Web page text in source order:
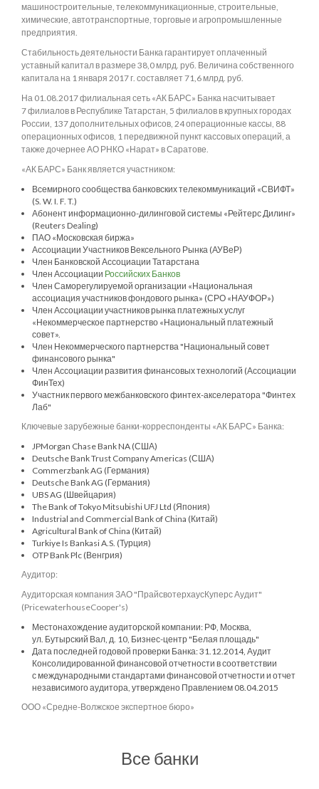
машиностроительные, телекоммуникационные, строительные,
химические, автотранспортные, торговые и агропромышленные
предприятия.
Стабильность деятельности Банка гарантирует оплаченный
уставный капитал в размере 38,0 млрд. руб. Величина собственного
капитала на 1 января 2017 г. составляет 71,6 млрд. руб.
На 01.08.2017 филиальная сеть «АК БАРС» Банка насчитывает
7 филиалов в Республике Татарстан, 5 филиалов в крупных городах
России, 137 дополнительных офисов, 24 операционные кассы, 88
операционных офисов, 1 передвижной пункт кассовых операций, а
также дочернее АО РНКО «Нарат» в Саратове.
«АК БАРС» Банк является участником:
Всемирного сообщества банковских телекоммуникаций «СВИФТ»
(S. W. I. F. T.)
Абонент информационно-дилинговой системы «Рейтерс Дилинг»
(Reuters Dealing)
ПАО «Московская биржа»
Ассоциации Участников Вексельного Рынка (АУВеР)
Член Банковской Ассоциации Татарстана
Член Ассоциации Российских Банков
Член Саморегулируемой организации «Национальная
ассоциация участников фондового рынка» (СРО «НАУФОР»)
Член Ассоциации участников рынка платежных услуг
«Некоммерческое партнерство «Национальный платежный
совет».
Член Некоммерческого партнерства "Национальный совет
финансового рынка"
Член Ассоциации развития финансовых технологий (Ассоциации
ФинТех)
Участник первого межбанковского финтех-акселератора "Финтех
Лаб"
Ключевые зарубежные банки-корреспонденты «АК БАРС» Банка:
JPMorgan Chase Bank NA (США)
Deutsche Bank Trust Company Americas (США)
Commerzbank AG (Германия)
Deutsche Bank AG (Германия)
UBS AG (Швейцария)
The Bank of Tokyo Mitsubishi UFJ Ltd (Япония)
Industrial and Commercial Bank of China (Китай)
Agricultural Bank of China (Китай)
Turkiye Is Bankasi A.S. (Турция)
OTP Bank Plc (Венгрия)
Аудитор:
Аудиторская компания ЗАО "ПрайсвотерхаусКуперс Аудит"
(PricewaterhouseCooper's)
Местонахождение аудиторской компании: РФ, Москва,
ул. Бутырский Вал, д. 10, Бизнес-центр "Белая площадь"
Дата последней годовой проверки Банка: 31.12.2014, Аудит
Консолидированной финансовой отчетности в соответствии
с международными стандартами финансовой отчетности и отчет
независимого аудитора, утверждено Правлением 08.04.2015
ООО «Средне-Волжское экспертное бюро»
Все банки